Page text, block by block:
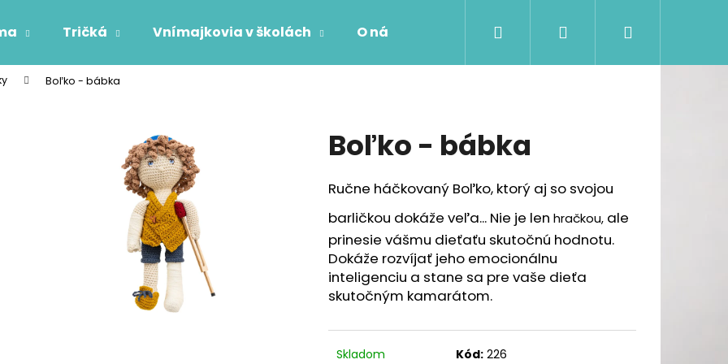
Tričká Vnímajkovia v školách O nás Hľadať Prihlásenie
Boľko - bábka
Boľko - bábka
Ručne háčkovaný Boľko, ktorý aj so svojou
barličkou dokáže veľa... Nie je len hračkou, ale
prinesie vášmu dieťaťu skutočnú hodnotu.
Dokáže rozvíjať jeho emocionálnu
inteligenciu a stane sa pre vaše dieťa
skutočným kamarátom.
Skladom Kód: 226
Čo potrebujete nájsť?
Odporúčame